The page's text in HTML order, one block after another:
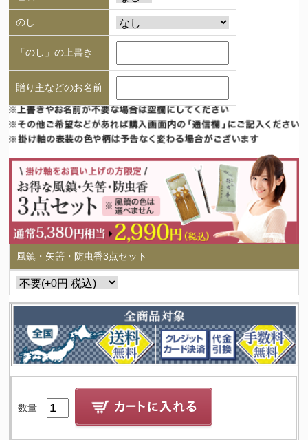
のし
「のし」の上書き
贈り主などのお名前
風鎮・矢筈・防虫香3点セット
数量